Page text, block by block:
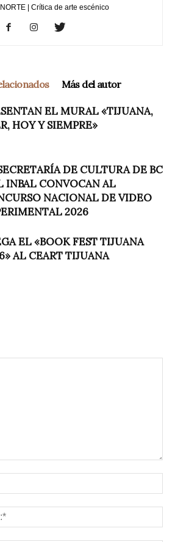
| Crítica de arte escénico
Más del autor
EL MURAL «TIJUANA,
HOY Y SIEMPRE»
DE CULTURA DE BC
INBAL CONVOCAN AL
NACIONAL DE VIDEO
2026
EL «BOOK FEST TIJUANA
AL CEART TIJUANA